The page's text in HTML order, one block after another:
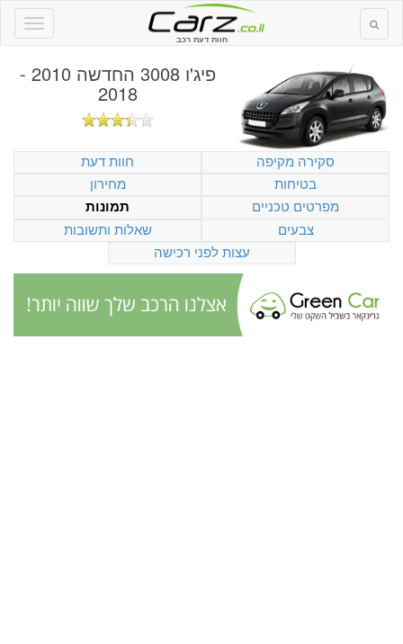
חוות דעת רכב
פיג'ו 3008 החדשה 2010 -
2018
סקירה מקיפה
חוות דעת
בטיחות
מחירון
מפרטים טכניים
תמונות
צבעים
שאלות ותשובות
עצות לפני רכישה